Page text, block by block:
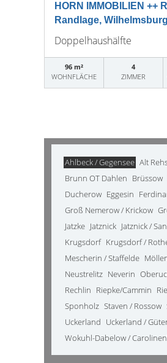
HORN IMMOBILIEN
Randlage,
Doppelhaushälfte
96 m²
WOHNFLÄCHE
4
ZIMMER
Ahlbeck / Gegensee Alt
Brunn OT Dahlen Brüssow
Ducherow Eggesin
Groß Nemerow / Krickow
Jatzke Jatznick Jatznick /
Krugsdorf Krugsdorf /
Mescherin / Staffelde
Neustrelitz Neverin
Rechlin Riepke/Cammin
Sponholz Staven / Rossow
Uckerland Uckerland /
Wokuhl-Dabelow /